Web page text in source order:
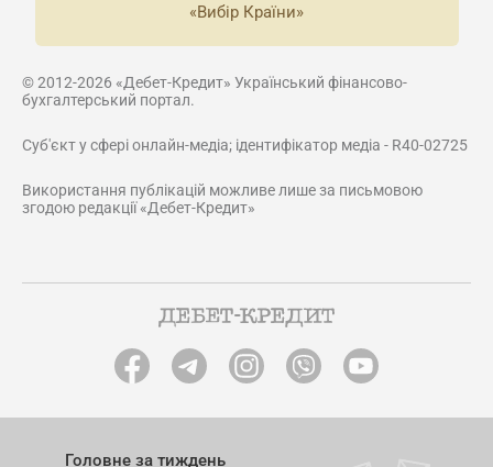
«Вибір Країни»
© 2012-2026 «Дебет-Кредит» Український фінансово-
бухгалтерський портал.
Суб'єкт у сфері онлайн-медіа; ідентифікатор медіа - R40-02725
Використання публікацій можливе лише за письмовою
згодою редакції «Дебет-Кредит»
Головне за тиждень